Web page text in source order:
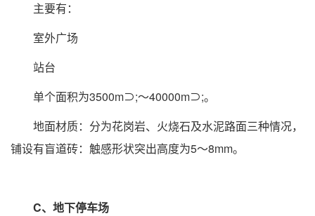
主要有：
室外广场
站台
单个面积为3500m⊃;～40000m⊃;。
地面材质：分为花岗岩、火烧石及水泥路面三种情况，
铺设有盲道砖：触感形状突出高度为5～8mm。
C、地下停车场